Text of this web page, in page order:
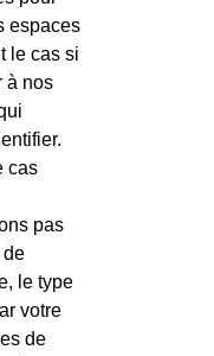
espaces
le cas si
à nos
cas
pas
de
le type
votre
de